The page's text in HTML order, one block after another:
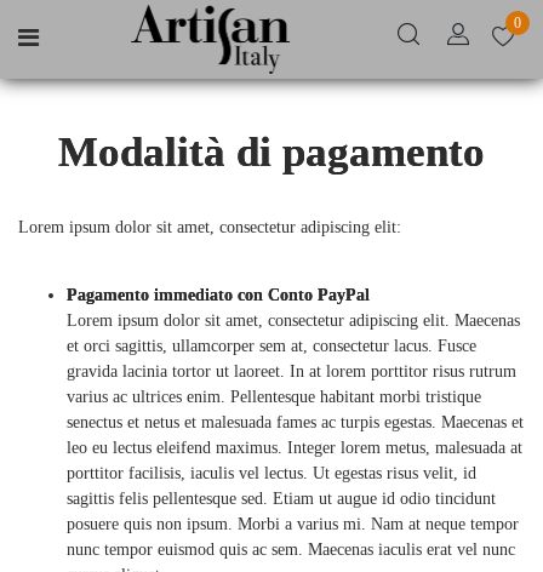
0
Modalità di pagamento
Lorem ipsum dolor sit amet, consectetur adipiscing elit:
Pagamento immediato con Conto PayPal
Lorem ipsum dolor sit amet, consectetur adipiscing elit. Maecenas
et orci sagittis, ullamcorper sem at, consectetur lacus. Fusce
gravida lacinia tortor ut laoreet. In at lorem porttitor risus rutrum
varius ac ultrices enim. Pellentesque habitant morbi tristique
senectus et netus et malesuada fames ac turpis egestas. Maecenas et
leo eu lectus eleifend maximus. Integer lorem metus, malesuada at
porttitor facilisis, iaculis vel lectus. Ut egestas risus velit, id
sagittis felis pellentesque sed. Etiam ut augue id odio tincidunt
posuere quis non ipsum. Morbi a varius mi. Nam at neque tempor
nunc tempor euismod quis ac sem. Maecenas iaculis erat vel nunc